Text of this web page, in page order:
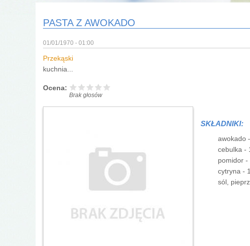
PASTA Z AWOKADO
01/01/1970 - 01:00
Przekąski
kuchnia...
Ocena:
Brak głosów
SKŁADNIKI:
awokado
cebulka -
pomidor -
cytryna -
sól, pieprz